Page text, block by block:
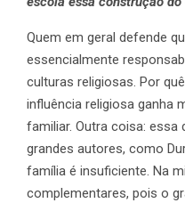
Quem em geral defende
essencialmente
culturas religiosas. Por
influência religiosa ganha
familiar. Outra coisa: essa
grandes autores, como
família é insuficiente. Na
complementares, pois o